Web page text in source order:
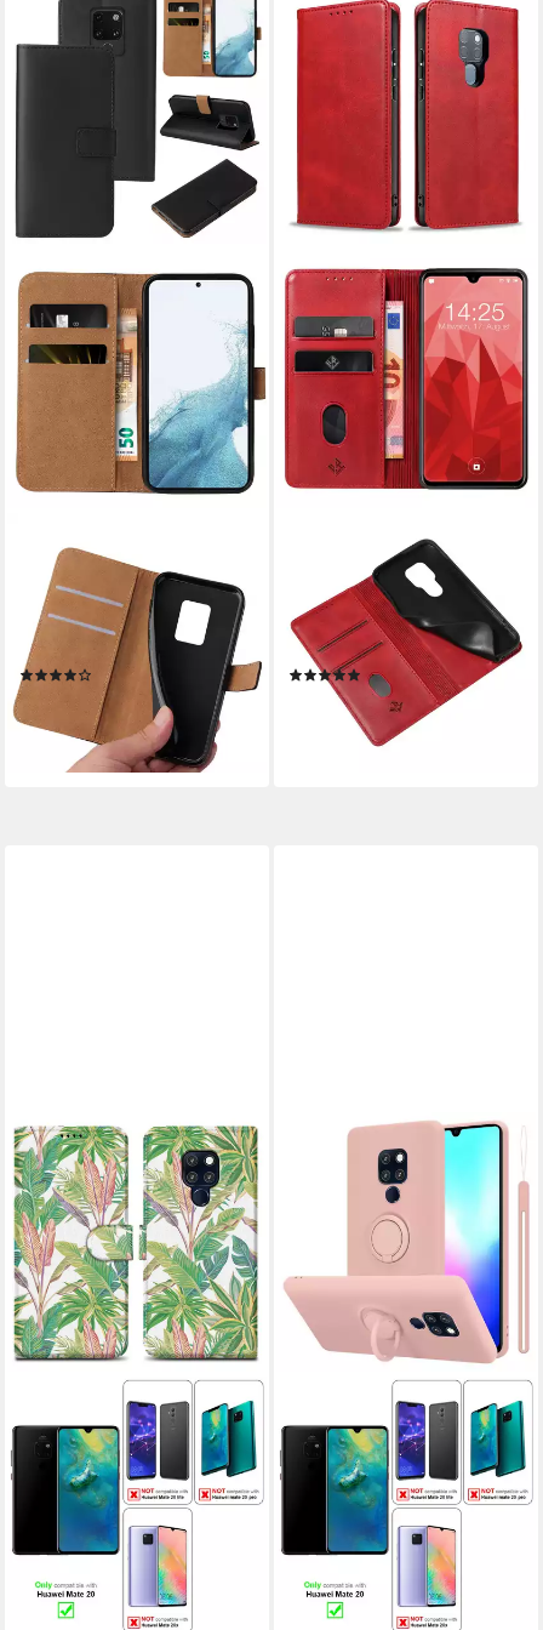
Handyhülle Klapp Hülle für
Huawei Mate 20 6.53 Zoll,
6.53, Flip Case für Huawei
Mate 20
(1)
11,90 €
lieferbar - in 5-6 Werktagen bei dir
Handyhülle Tasche Hülle für
Huawei Mate 20 6.53 Zoll,
6.53 ", Cover Klapphülle Case
mit Kartenfach Fliphülle
aufstellbar(5)
ab 11,90 €
lieferbar - in 5-6 Werktagen bei dir